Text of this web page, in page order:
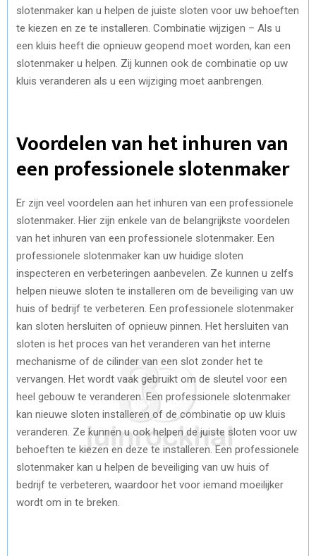
slotenmaker kan u helpen de juiste sloten voor uw behoeften
te kiezen en ze te installeren. Combinatie wijzigen – Als u
een kluis heeft die opnieuw geopend moet worden, kan een
slotenmaker u helpen. Zij kunnen ook de combinatie op uw
kluis veranderen als u een wijziging moet aanbrengen.
Voordelen van het inhuren van
een professionele slotenmaker
Er zijn veel voordelen aan het inhuren van een professionele
slotenmaker. Hier zijn enkele van de belangrijkste voordelen
van het inhuren van een professionele slotenmaker. Een
professionele slotenmaker kan uw huidige sloten
inspecteren en verbeteringen aanbevelen. Ze kunnen u zelfs
helpen nieuwe sloten te installeren om de beveiliging van uw
huis of bedrijf te verbeteren. Een professionele slotenmaker
kan sloten hersluiten of opnieuw pinnen. Het hersluiten van
sloten is het proces van het veranderen van het interne
mechanisme of de cilinder van een slot zonder het te
vervangen. Het wordt vaak gebruikt om de sleutel voor een
heel gebouw te veranderen. Een professionele slotenmaker
kan nieuwe sloten installeren of de combinatie op uw kluis
veranderen. Ze kunnen u ook helpen de juiste sloten voor uw
behoeften te kiezen en deze te installeren. Een professionele
slotenmaker kan u helpen de beveiliging van uw huis of
bedrijf te verbeteren, waardoor het voor iemand moeilijker
wordt om in te breken.